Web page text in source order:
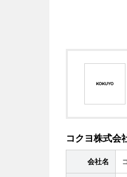
コクヨ株式会
会社名